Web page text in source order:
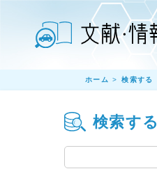
ホーム 検索する
検索する